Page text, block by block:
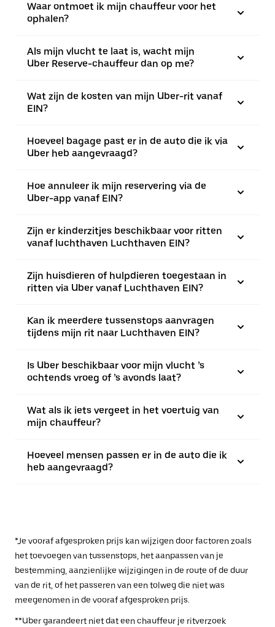
Waar ontmoet ik mijn chauffeur voor het
ophalen?
Als mijn vlucht te laat is, wacht mijn
Uber Reserve-chauffeur dan op me?
Wat zijn de kosten van mijn Uber-rit vanaf
EIN?
Hoeveel bagage past er in de auto die ik via
Uber heb aangevraagd?
Hoe annuleer ik mijn reservering via de
Uber-app vanaf EIN?
Zijn er kinderzitjes beschikbaar voor ritten
vanaf luchthaven Luchthaven EIN?
Zijn huisdieren of hulpdieren toegestaan in
ritten via Uber vanaf Luchthaven EIN?
Kan ik meerdere tussenstops aanvragen
tijdens mijn rit naar Luchthaven EIN?
Is Uber beschikbaar voor mijn vlucht ’s
ochtends vroeg of ’s avonds laat?
Wat als ik iets vergeet in het voertuig van
mijn chauffeur?
Hoeveel mensen passen er in de auto die ik
heb aangevraagd?
*Je vooraf afgesproken prijs kan wijzigen door factoren zoals
het toevoegen van tussenstops, het aanpassen van je
bestemming, aanzienlijke wijzigingen in de route of de duur
van de rit, of het passeren van een tolweg die niet was
meegenomen in de vooraf afgesproken prijs.
**Uber garandeert niet dat een chauffeur je ritverzoek